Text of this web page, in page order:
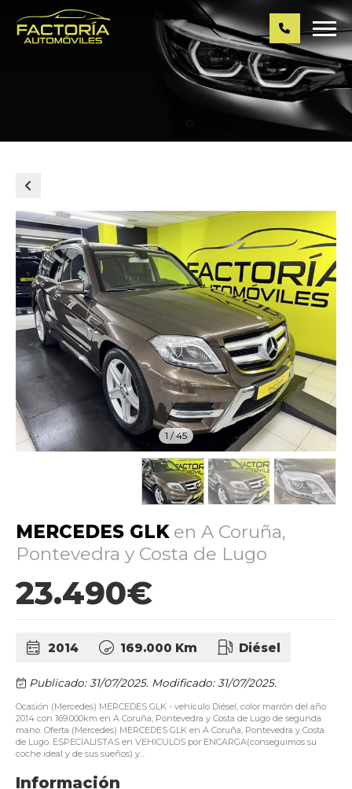
1 /45
MERCEDES GLKen A Coruña,
Pontevedra y Costa de Lugo
23.490€
2014 169.000 Km Diésel
Publicado: 31/07/2025. Modificado: 31/07/2025.
Ocasión (Mercedes) MERCEDES GLK - vehículo Diésel, color marrón del año
2014 con 169.000km en A Coruña, Pontevedra y Costa de Lugo de segunda
mano. Oferta (Mercedes) MERCEDES GLK en A Coruña, Pontevedra y Costa
de Lugo. ESPECIALISTAS en VEHICULOS por ENCARGA(conseguimos su
coche ideal y de sus sueños) y...
Información